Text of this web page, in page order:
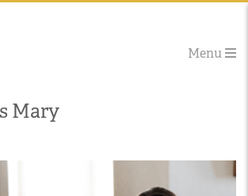
Menu
Mary